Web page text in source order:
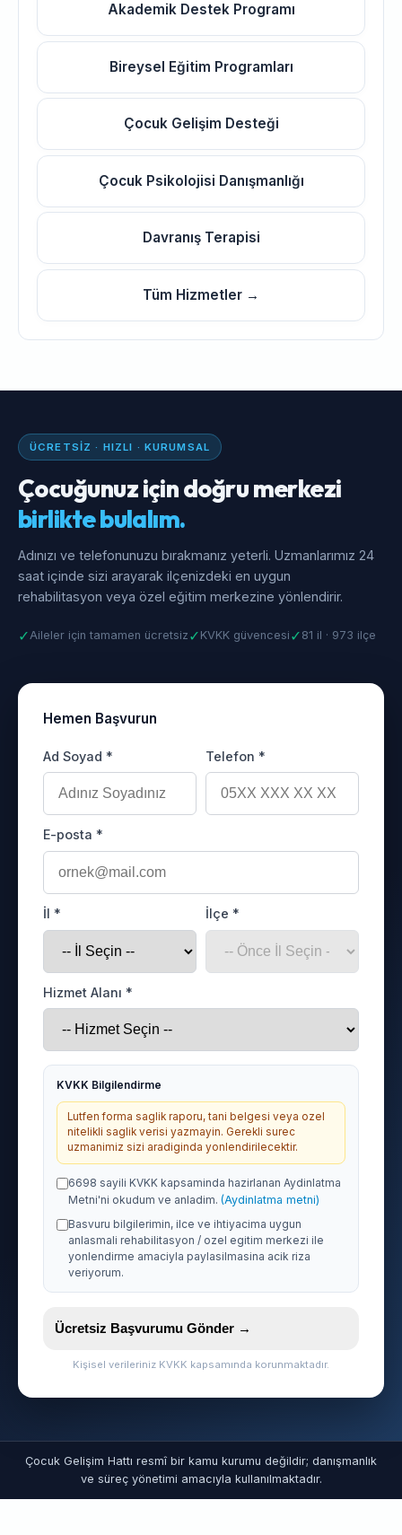
Akademik Destek Programı
Bireysel Eğitim Programları
Çocuk Gelişim Desteği
Çocuk Psikolojisi Danışmanlığı
Davranış Terapisi
Tüm Hizmetler →
ÜCRETSIZ · HIZLI · KURUMSAL
Çocuğunuz için doğru merkezi
birlikte bulalım.
Adınızı ve telefonunuzu bırakmanız yeterli. Uzmanlarımız 24
saat içinde sizi arayarak ilçenizdeki en uygun
rehabilitasyon veya özel eğitim merkezine yönlendirir.
✓Aileler için tamamen ücretsiz ✓ KVKK güvencesi ✓ 81 il · 973 ilçe
Hemen Başvurun
Ad Soyad * Telefon *
E-posta *
İl * İlçe *
Hizmet Alanı *
KVKK Bilgilendirme
Lutfen forma saglik raporu, tani belgesi veya ozel
nitelikli saglik verisi yazmayin. Gerekli surec
uzmanimiz sizi aradiginda yonlendirilecektir.
6698 sayili KVKK kapsaminda hazirlanan Aydinlatma
Metni'ni okudum ve anladim. (Aydinlatma metni)
Basvuru bilgilerimin, ilce ve ihtiyacima uygun
anlasmali rehabilitasyon / ozel egitim merkezi ile
yonlendirme amaciyla paylasilmasina acik riza
veriyorum.
Ücretsiz Başvurumu Gönder →
Kişisel verileriniz KVKK kapsamında korunmaktadır.
Çocuk Gelişim Hattı resmî bir kamu kurumu değildir; danışmanlık
ve süreç yönetimi amacıyla kullanılmaktadır.